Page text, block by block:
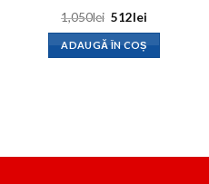
1,050lei Prețul
a
fost:
1,050lei.
512lei
ADAUGĂ ÎN COȘ